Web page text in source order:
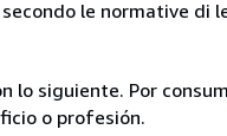
le normative
lo siguiente. Por
o profesión.